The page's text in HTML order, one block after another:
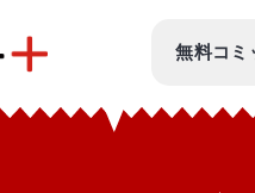
無料コミ